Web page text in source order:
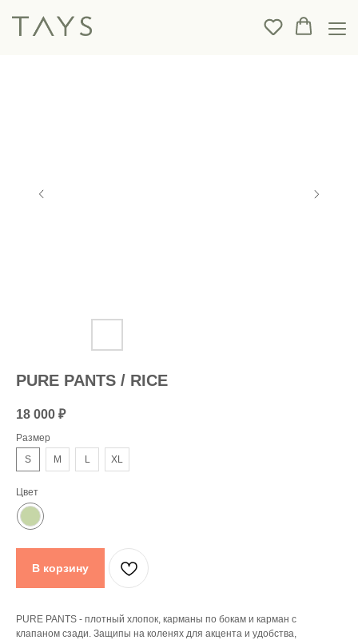
PURE PANTS / RICE
18 000 ₽
Размер
S
M L XL
Цвет
В корзину
PURE PANTS - плотный хлопок, карманы по бокам и карман с
клапаном сзади. Защипы на коленях для акцента и удобства,